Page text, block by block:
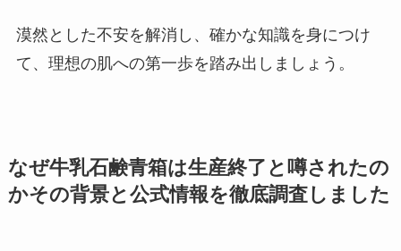
漠然とした不安を解消し、確かな知識を身につけ
て、理想の肌への第一歩を踏み出しましょう。
なぜ牛乳石鹸青箱は生産終了と噂されたの
かその背景と公式情報を徹底調査しました